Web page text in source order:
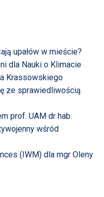
upałów w mieście?
dla Nauki o Klimacie
Krassowskiego
ze sprawiedliwością
prof. UAM dr hab.
wśród
(IWM) dla mgr Oleny